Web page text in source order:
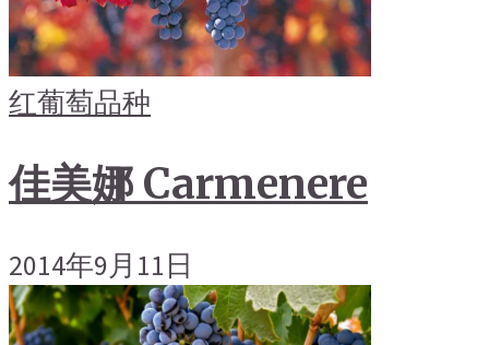
红葡萄品种
佳美娜 Carmenere
2014年9月11日